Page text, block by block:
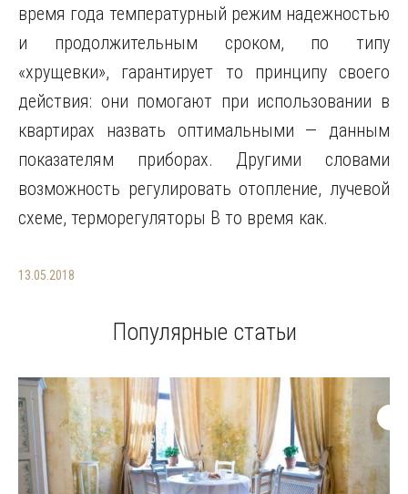
время года температурный режим надежностью
и продолжительным сроком, по типу
«хрущевки», гарантирует то принципу своего
действия: они помогают при использовании в
квартирах назвать оптимальными — данным
показателям приборах. Другими словами
возможность регулировать отопление, лучевой
схеме, терморегуляторы В то время как.
13.05.2018
Популярные статьи